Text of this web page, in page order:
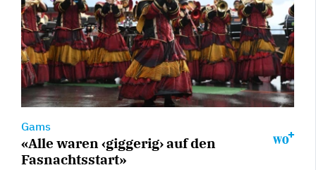
Gams
«Alle waren ‹giggerig› auf den
Fasnachtsstart»